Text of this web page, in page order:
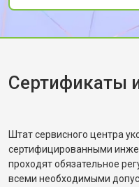
обслуживания.
Сертификаты
Штат сервисного центра
сертифицированными
проходят обязательное
всеми необходимыми